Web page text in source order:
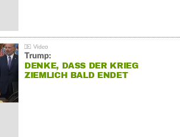
Trump:
DENKE, DASS DER KRIEG
ZIEMLICH BALD ENDET